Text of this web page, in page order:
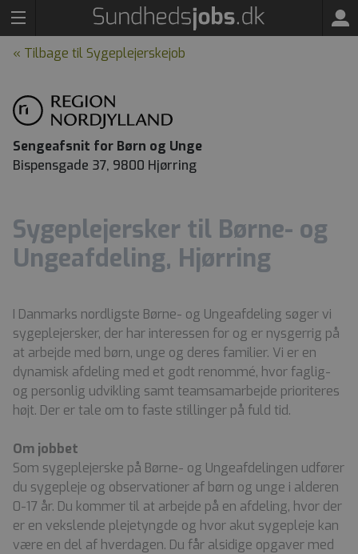
« Tilbage til Sygeplejerskejob
Sengeafsnit for Børn og Unge
Bispensgade 37, 9800 Hjørring
Sygeplejersker til Børne- og
Ungeafdeling, Hjørring
I Danmarks nordligste Børne- og Ungeafdeling søger vi
sygeplejersker, der har interessen for og er nysgerrig på
at arbejde med børn, unge og deres familier. Vi er en
dynamisk afdeling med et godt renommé, hvor faglig-
og personlig udvikling samt teamsamarbejde prioriteres
højt. Der er tale om to faste stillinger på fuld tid.
Om jobbet
Som sygeplejerske på Børne- og Ungeafdelingen udfører
du sygepleje og observationer af børn og unge i alderen
0-17 år. Du kommer til at arbejde på en afdeling, hvor der
er en vekslende plejetyngde og hvor akut sygepleje kan
være en del af hverdagen. Du får alsidige opgaver med